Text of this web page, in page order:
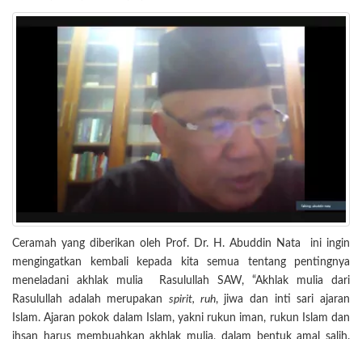
Ceramah yang diberikan oleh Prof. Dr. H. Abuddin Nata ini ingin
mengingatkan kembali kepada kita semua tentang pentingnya
meneladani akhlak mulia Rasulullah SAW, “Akhlak mulia dari
Rasulullah adalah merupakan spirit, ruh, jiwa dan inti sari ajaran
Islam. Ajaran pokok dalam Islam, yakni rukun iman, rukun Islam dan
ihsan harus membuahkan akhlak mulia, dalam bentuk amal salih.